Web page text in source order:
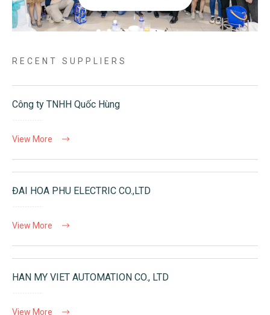
RECENT SUPPLIERS
Công ty TNHH Quốc Hùng
View More
ĐAI HOA PHU ELECTRIC CO.,LTD
View More
HAN MY VIET AUTOMATION CO., LTD
View More